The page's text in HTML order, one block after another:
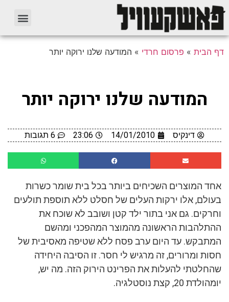
דף הבית » פרסום חרדי » המודעה שלנו ירוקה יותר
המודעה שלנו ירוקה יותר
דינקיס 14/01/2010
23:06 6 תגובות
אחד המוצרים השכיחים ביותר בכל בית שומר כשרות
בעולם, אלו ירקות העלים של חסלט ללא תוספת תולעים
וחרקים. גם אני בתור ילד קטן ושובב לא שוכח את
ההתלהבות הראשונה מהמוצר המהפכני ומהשם
המתבקש. עד היום ערב פסח ללא שטיפה מאסיבית של
חסות ומרורים, זה מרגיש לי חסר. זו הסיבה היחידה
שהחלטתי להעלות את הפרינט הירוק הזה. מה יש,
יומהולדת 20, קצת נוסטלגיה.